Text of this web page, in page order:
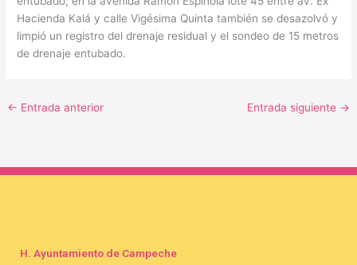
Hacienda Kalá y calle Vigésima Quinta también se desazolvó y
limpió un registro del drenaje residual y el sondeo de 15 metros
de drenaje entubado.
← Entrada anterior Entrada siguiente →
H. Ayuntamiento de Campeche